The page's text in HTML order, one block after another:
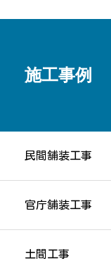
施工事例
民間舗装工事
官庁舗装工事
土間工事